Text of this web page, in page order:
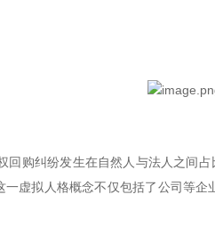
回购纠纷发生在自然人与法人之间
一虚拟人格概念不仅包括了公司等